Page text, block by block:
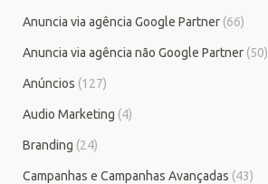
Anuncia via agência Google Partner (66)
Anuncia via agência não Google Partner (50)
Anúncios (127)
Audio Marketing (4)
Branding (24)
Campanhas e Campanhas Avançadas (43)